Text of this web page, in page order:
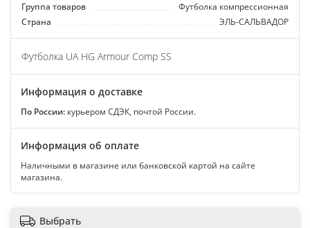
Группа товаров
Футболка компрессионная
Страна
ЭЛЬ-САЛЬВАДОР
Футболка UA HG Armour Comp SS
Информация о доставке
По России: курьером СДЭК, почтой России.
Информация об оплате
Наличными в магазине или банковской картой на сайте
магазина.
Выбрать